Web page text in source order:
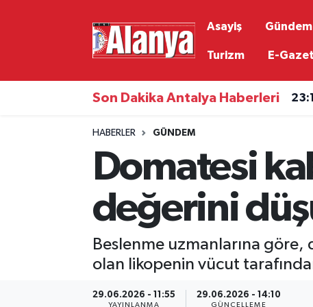
Asayiş Gündem
Turizm E-
Son Dakika Antalya Haberleri
HABERLER GÜNDEM
Domatesi
değerini
Beslenme uzmanlarına
olan likopenin vücut
29.06.2026 - 11:55
YAYINLANMA
29.06.2026 - 14:10
GÜNCELLEME
Antalya Nöbetçi Eczaneler
Antalya Trafik Yoğunluk Haritası
Süper Lig Puan Durumu ve Fikstür
Son Dakika Haberleri
Haber Arşivi